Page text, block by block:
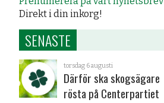
Direkt i din inkorg!
SENASTE
torsdag 6 augusti
Därför ska skogsägare
rösta på Centerpartiet